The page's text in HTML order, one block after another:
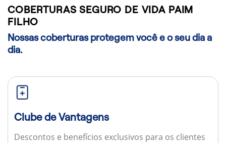
COBERTURAS SEGURO DE VIDA PAIM
FILHO
Nossas coberturas protegem você e o seu dia a
dia.
Clube de Vantagens
Descontos e benefícios exclusivos para os clientes